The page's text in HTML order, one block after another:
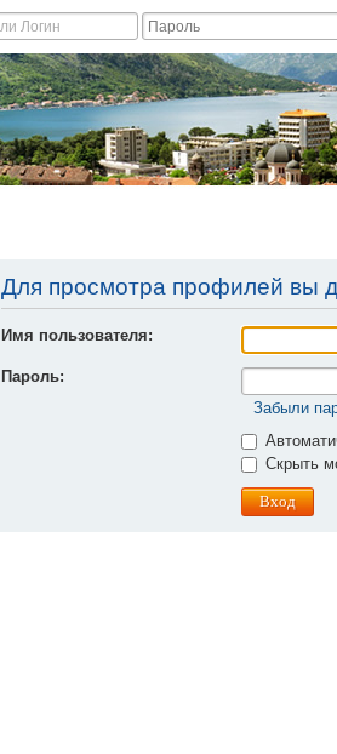
Для просмотра профилей вы
Имя пользователя:
Пароль:
Забыли
Скрыть